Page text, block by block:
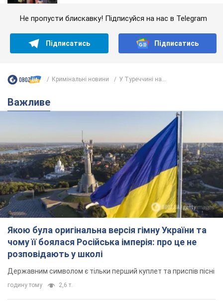
Не пропусти блискавку! Підписуйся на нас в Telegram
Підписатись Підписатись
Кримінальні новини У Туреччині на...
Важливе
Якою була оригінальна версія гімну України та
чому її боялася Російська імперія: про це не
розповідають у школі
Державним символом є тільки перший куплет та приспів пісні
годину тому 2,6 т.